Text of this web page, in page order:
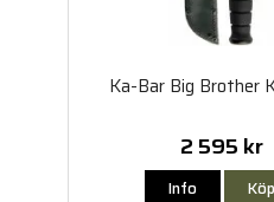
Ka-Bar Big Brother
2 595 kr
Info Köp